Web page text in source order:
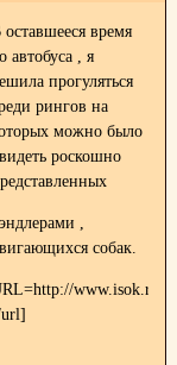
оставшееся время
автобуса , я
прогуляться
рингов на
можно было
роскошно
,
собак.
www.isok.ru]